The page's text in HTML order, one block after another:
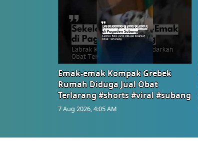
Emak-emak Kompak Grebek
Rumah Diduga Jual Obat
Terlarang #shorts #viral #subang
7 Aug 2026, 4:05 AM